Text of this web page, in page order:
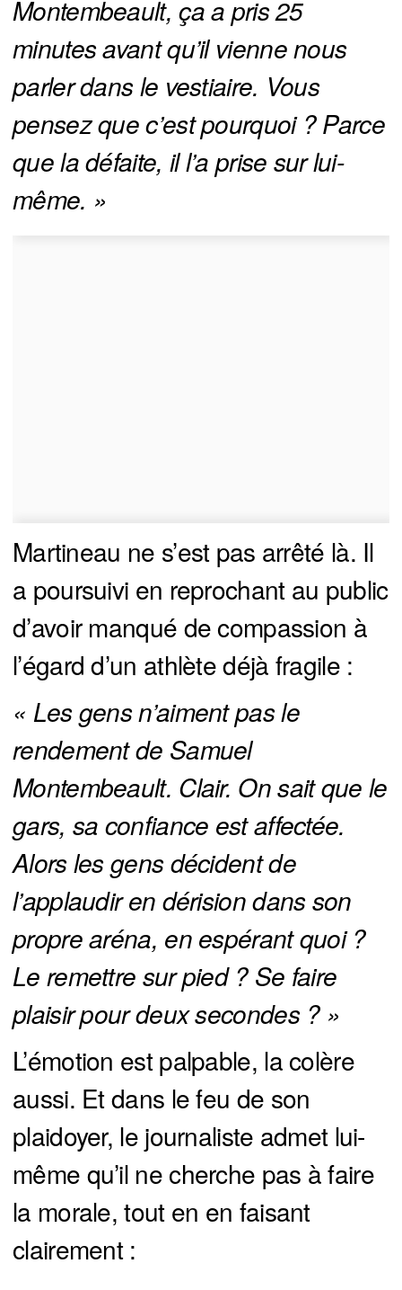
Montembeault, ça a pris 25
minutes avant qu’il vienne nous
parler dans le vestiaire. Vous
pensez que c’est pourquoi ? Parce
que la défaite, il l’a prise sur lui-
même. »
Martineau ne s’est pas arrêté là. Il
a poursuivi en reprochant au public
d’avoir manqué de compassion à
l’égard d’un athlète déjà fragile :
« Les gens n’aiment pas le
rendement de Samuel
Montembeault. Clair. On sait que le
gars, sa confiance est affectée.
Alors les gens décident de
l’applaudir en dérision dans son
propre aréna, en espérant quoi ?
Le remettre sur pied ? Se faire
plaisir pour deux secondes ? »
L’émotion est palpable, la colère
aussi. Et dans le feu de son
plaidoyer, le journaliste admet lui-
même qu’il ne cherche pas à faire
la morale, tout en en faisant
clairement :